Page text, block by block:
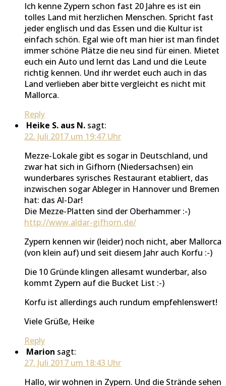
Ich kenne Zypern schon fast 20 Jahre es ist ein
tolles Land mit herzlichen Menschen. Spricht fast
jeder englisch und das Essen und die Kultur ist
einfach schön. Egal wie oft man hier ist man findet
immer schöne Plätze die neu sind für einen. Mietet
euch ein Auto und lernt das Land und die Leute
richtig kennen. Und ihr werdet euch auch in das
Land verlieben aber bitte vergleicht es nicht mit
Mallorca.
Reply
Heike S. aus N. sagt:
22. Juli 2017 um 19:47 Uhr
Mezze-Lokale gibt es sogar in Deutschland, und
zwar hat sich in Gifhorn (Niedersachsen) ein
wunderbares syrisches Restaurant etabliert, das
inzwischen sogar Ableger in Hannover und Bremen
hat: das Al-Dar!
Die Mezze-Platten sind der Oberhammer :-)
http://www.aldar-gifhorn.de/
Zypern kennen wir (leider) noch nicht, aber Mallorca
(von klein auf) und seit diesem Jahr auch Korfu :-)
Die 10 Gründe klingen allesamt wunderbar, also
kommt Zypern auf die Bucket List :-)
Korfu ist allerdings auch rundum empfehlenswert!
Viele Grüße, Heike
Reply
Marion sagt:
27. Juli 2017 um 18:43 Uhr
Hallo, wir wohnen in Zypern. Und die Strände sehen